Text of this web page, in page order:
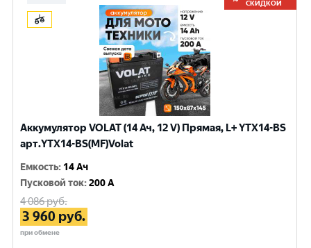
СКИДКОЙ
Аккумулятор VOLAT (14 Ач, 12 V) Прямая, L+ YTX14-BS
арт.YTX14-BS(MF)Volat
Емкость: 14 Ач
Пусковой ток:200 A
4 086руб.
3 960 руб.
при обмене